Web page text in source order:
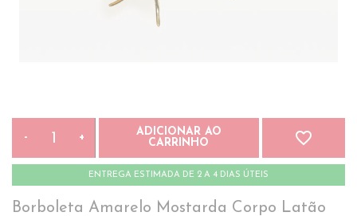
- +
ADICIONAR AO
CARRINHO
favorite_border
ENTREGA ESTIMADA DE 2 A 4 DIAS ÚTEIS
Borboleta Amarelo Mostarda Corpo Latão